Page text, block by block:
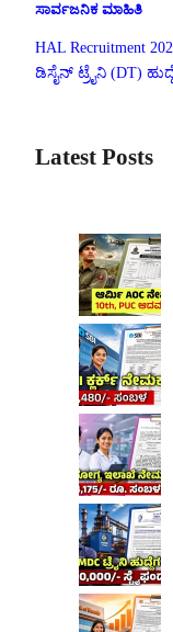
ಸಾರ್ವಜನಿಕ ಮಾಹಿತಿ
HAL Recruitment
ಡಿಸೈನ್ ಟ್ರೈನಿ (DT)
Latest Posts